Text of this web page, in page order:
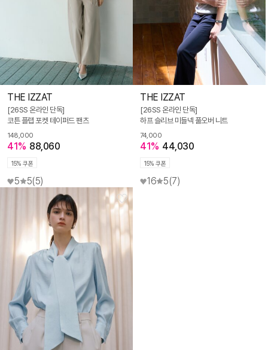
THE IZZAT
[26SS 온라인 단독]
코튼 플랩 포켓 테이퍼드 팬츠
148,000
41% 88,060
15% 쿠폰
5 5(5)
THE IZZAT
[26SS 온라인 단독]
하프 슬리브 미들넥 풀오버 니트
74,000
41% 44,030
15% 쿠폰
16 5(7)